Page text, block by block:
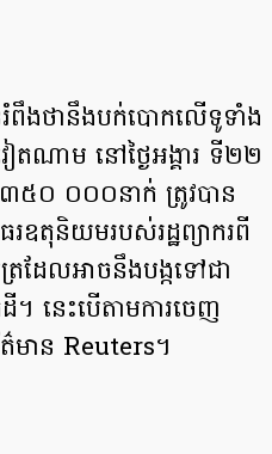
រំពឹងថានឹងបក់បោកលើទូទាំង
តណាម នៅថ្ងៃអង្គារ ទី២២
៥០ ០០០នាក់ ត្រូវបាន
រឧតុនិយមរបស់រដ្ឋព្យាករពី
ដែលអាចនឹងបង្កទៅជា
នេះបើតាមការចេញ
មាន Reuters។